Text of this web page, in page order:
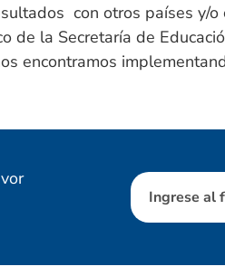
con otros países y/
de la Secretaría de
encontramos
Ingrese al